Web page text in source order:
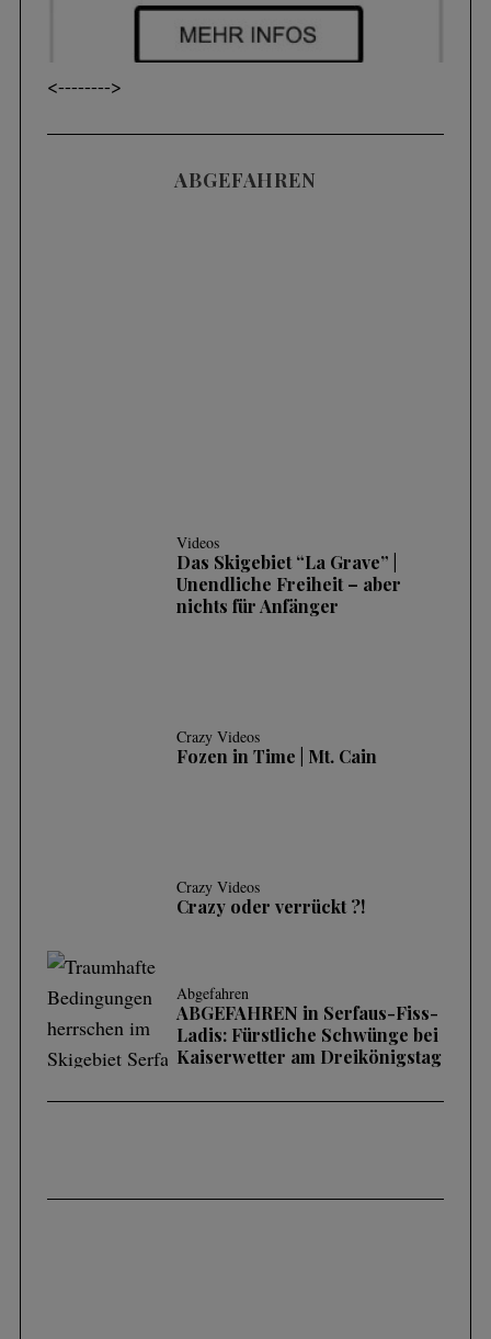
<-------->
ABGEFAHREN
Videos
Das Skigebiet “La Grave” |
Unendliche Freiheit – aber
nichts für Anfänger
Crazy Videos
Fozen in Time | Mt. Cain
Crazy Videos
Crazy oder verrückt ?!
Abgefahren
ABGEFAHREN in Serfaus-Fiss-
Ladis: Fürstliche Schwünge bei
Kaiserwetter am Dreikönigstag